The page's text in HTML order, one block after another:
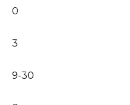
0
3
9-30